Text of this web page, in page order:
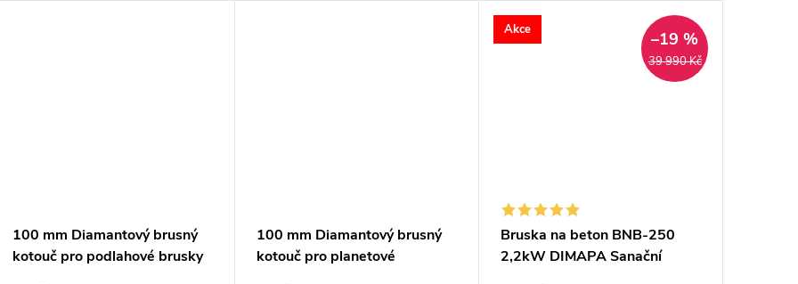
100 mm Diamantový brusný
kotouč pro podlahové brusky
100 mm Diamantový brusný
kotouč pro planetové
Akce
39 990 Kč
–19 %
Bruska na beton BNB-250
2,2kW DIMAPA Sanační